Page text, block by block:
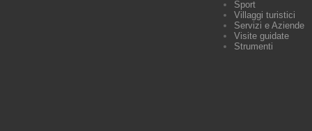
Sport
Villaggi turistici
Servizi e Aziende
Visite guidate
Strumenti